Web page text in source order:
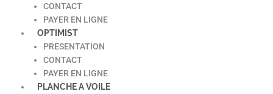
CONTACT
PAYER EN LIGNE
OPTIMIST
PRESENTATION
CONTACT
PAYER EN LIGNE
PLANCHE A VOILE